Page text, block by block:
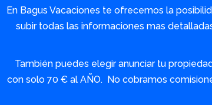
En Bagus Vacaciones te ofrecemos la
subir todas las informaciones mas
También puedes elegir anunciar tu
con solo 70 € al AÑO. No cobramos